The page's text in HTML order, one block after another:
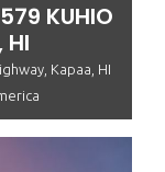
KUHIO
HI
Kapaa, HI